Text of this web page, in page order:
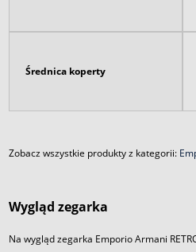
Średnica koperty
Zobacz wszystkie produkty z kategorii:
Wygląd zegarka
Na wygląd zegarka Emporio Armani